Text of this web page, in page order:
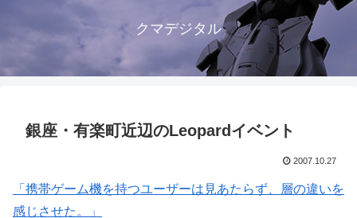
クマデジタル
銀座・有楽町近辺のLeopardイベント
2007.10.27
「携帯ゲーム機を持つユーザーは見あたらず、層の違いを
感じさせた。」